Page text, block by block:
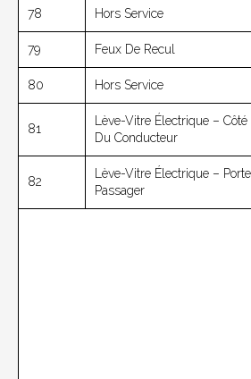
78 Hors Service
79 Feux De Recul
80 Hors Service
81
Lève-Vitre Électrique – Côté
Du Conducteur
82
Lève-Vitre Électrique –
Passager